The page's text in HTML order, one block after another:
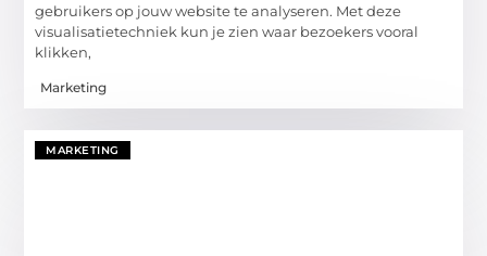
gebruikers op jouw website te analyseren. Met deze
visualisatietechniek kun je zien waar bezoekers vooral
klikken,
Marketing
MARKETING